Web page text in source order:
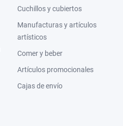
Cuchillos y cubiertos
Manufacturas y artículos
artísticos
Comer y beber
Artículos promocionales
Cajas de envío